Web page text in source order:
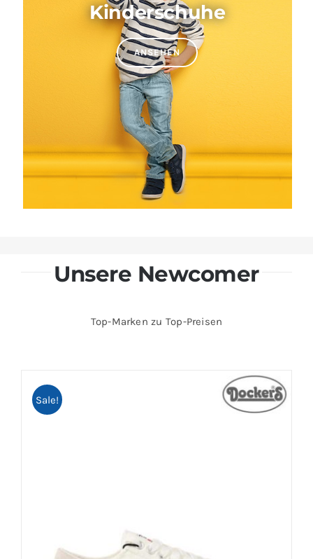
Kinderschuhe
ANSEHEN
Unsere Newcomer
Top-Marken zu Top-Preisen
Sale!